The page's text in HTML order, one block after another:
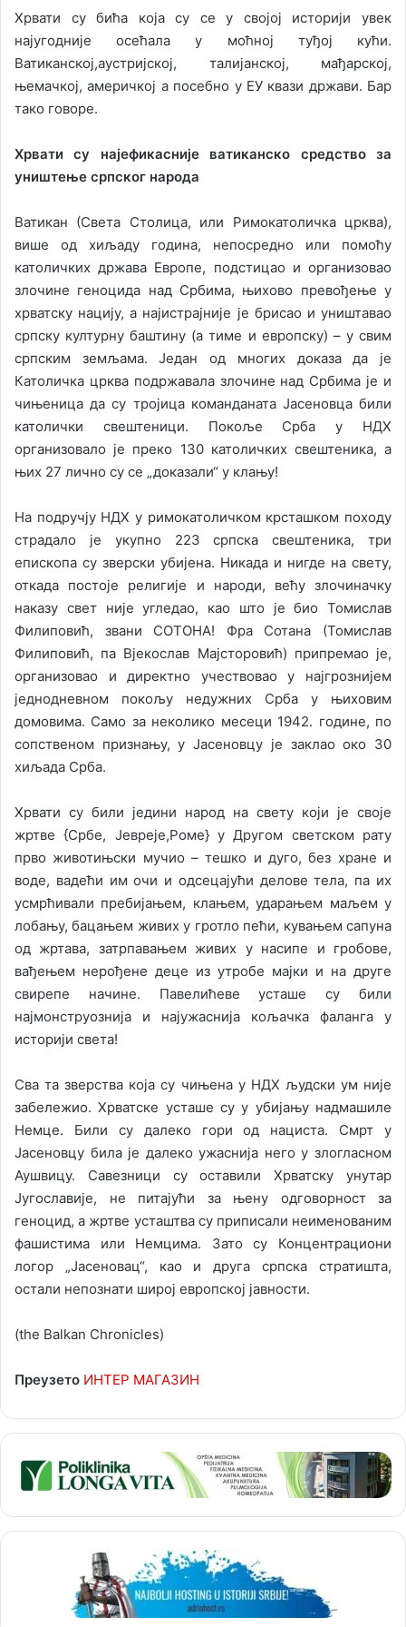
Хрвати су бића која су се у својој историји увек
најугодније осећала у моћној туђој кући.
Ватиканској,аустријској, талијанској, мађарској,
њемачкој, америчкој а посебно у ЕУ квази држави. Бар
тако говоре.
Хрвати су најефикасније ватиканско средство за
уништење српског народа
Ватикан (Света Столица, или Римокатоличка црква),
више од хиљаду година, непосредно или помоћу
католичких држава Европе, подстицао и организовао
злочине геноцида над Србима, њихово превођење у
хрватску нацију, а најистрајније је брисао и уништавао
српску културну баштину (а тиме и европску) – у свим
српским земљама. Један од многих доказа да је
Католичка црква подржавала злочине над Србима је и
чињеница да су тројица команданата Јасеновца били
католички свештеници. Покоље Срба у НДХ
организовало је преко 130 католичких свештеника, а
њих 27 лично су се „доказали“ у клању!
На подручју НДХ у римокатоличком крсташком походу
страдало је укупно 223 српска свештеника, три
епископа су зверски убијена. Никада и нигде на свету,
откада постоје религије и народи, већу злочиначку
наказу свет није угледао, као што је био Томислав
Филиповић, звани СОТОНА! Фра Сотана (Томислав
Филиповић, па Вјекослав Мајсторовић) припремао је,
организовао и директно учествовао у најгрознијем
једнодневном покољу недужних Срба у њиховим
домовима. Само за неколико месеци 1942. године, по
сопственом признању, у Јасеновцу је заклао око 30
хиљада Срба.
Хрвати су били једини народ на свету који је своје
жртве {Србе, Јевреје,Роме} у Другом светском рату
прво животињски мучио – тешко и дуго, без хране и
воде, вадећи им очи и одсецајући делове тела, па их
усмрћивали пребијањем, клањем, ударањем маљем у
лобању, бацањем живих у гротло пећи, кувањем сапуна
од жртава, затрпавањем живих у насипе и гробове,
вађењем нерођене деце из утробе мајки и на друге
свирепе начине. Павелићеве усташе су били
најмонструознија и најужаснија кољачка фаланга у
историји света!
Сва та зверства која су чињена у НДХ људски ум није
забележио. Хрватске усташе су у убијању надмашиле
Немце. Били су далеко гори од нациста. Смрт у
Јасеновцу била је далеко ужаснија него у злогласном
Аушвицу. Савезници су оставили Хрватску унутар
Југославије, не питајући за њену одговорност за
геноцид, а жртве усташтва су приписали неименованим
фашистима или Немцима. Зато су Концентрациони
логор „Јасеновац“, као и друга српска стратишта,
остали непознати широј европској јавности.
(the Balkan Chronicles)
Преузето ИНТЕР МАГАЗИН